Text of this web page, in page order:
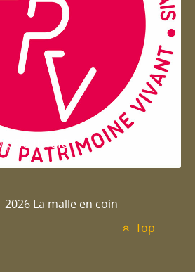
patrimoie
2026 La malle en coin
Top